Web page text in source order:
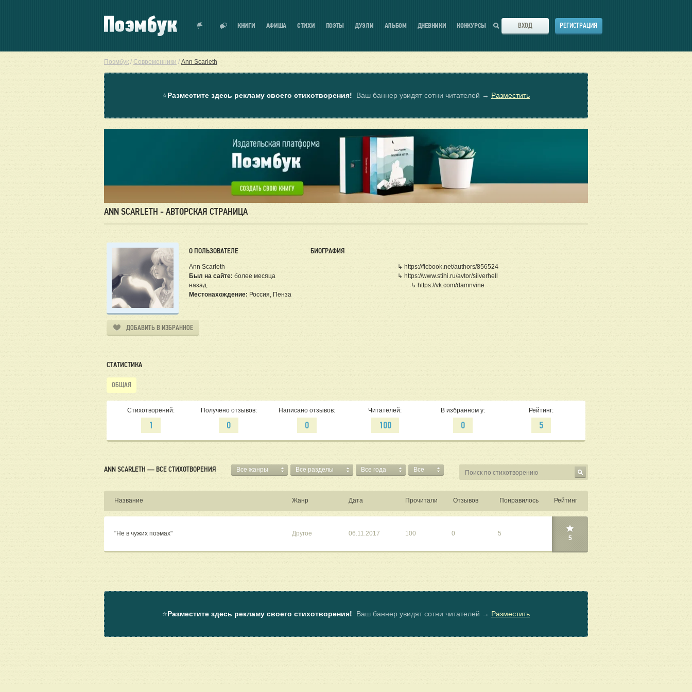
КНИГИ АФИША СТИХИ ПОЭТЫ ДУЭЛИ АЛЬБОМ ДНЕВНИКИ КОНКУРСЫ ВХОД РЕГИСТРАЦИЯ
Поэмбук / Современники / Ann Scarleth
⭐Разместите здесь рекламу своего стихотворения! Ваш баннер увидят сотни читателей → Разместить
ANN SCARLETH - АВТОРСКАЯ СТРАНИЦА
О ПОЛЬЗОВАТЕЛЕ
Ann Scarleth
Был на сайте: более месяца
назад.
Местонахождение: Россия, Пенза
ДОБАВИТЬ В ИЗБРАННОЕ
БИОГРАФИЯ
↳ https://ficbook.net/authors/856524
↳ https://www.stihi.ru/avtor/silverhell
↳ https://vk.com/damnvine
СТАТИСТИКА
ОБЩАЯ
Стихотворений:
1
Получено отзывов:
0
Написано отзывов:
0
Читателей:
100
В избранном у:
0
Рейтинг:
5
ANN SCARLETH — ВСЕ СТИХОТВОРЕНИЯ Все жанры Все разделы Все года Все
Название Жанр Дата Прочитали Отзывов Понравилось Рейтинг
"Не в чужих поэмах" Другое 06.11.2017 100 0 5
5
⭐Разместите здесь рекламу своего стихотворения! Ваш баннер увидят сотни читателей → Разместить